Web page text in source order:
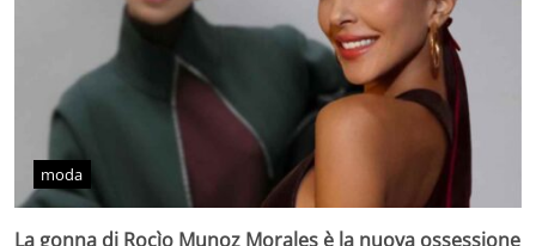
moda
La gonna di Rocìo Munoz Morales è la nuova ossessione